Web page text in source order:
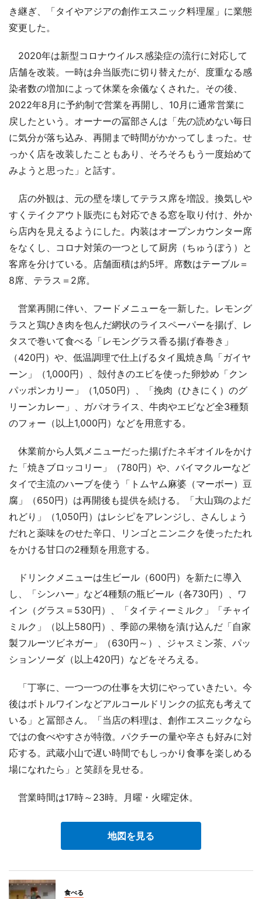
き継ぎ、「タイやアジアの創作エスニック料理屋」に業態
変更した。
2020年は新型コロナウイルス感染症の流行に対応して
店舗を改装。一時は弁当販売に切り替えたが、度重なる感
染者数の増加によって休業を余儀なくされた。その後、
2022年8月に予約制で営業を再開し、10月に通常営業に
戻したという。オーナーの冨部さんは「先の読めない毎日
に気分が落ち込み、再開まで時間がかかってしまった。せ
っかく店を改装したこともあり、そろそろもう一度始めて
みようと思った」と話す。
店の外観は、元の壁を壊してテラス席を増設。換気しや
すくテイクアウト販売にも対応できる窓を取り付け、外か
ら店内を見えるようにした。内装はオープンカウンター席
をなくし、コロナ対策の一つとして厨房（ちゅうぼう）と
客席を分けている。店舗面積は約5坪。席数はテーブル＝
8席、テラス＝2席。
営業再開に伴い、フードメニューを一新した。レモング
ラスと鶏ひき肉を包んだ網状のライスペーパーを揚げ、レ
タスで巻いて食べる「レモングラス香る揚げ春巻き」
（420円）や、低温調理で仕上げるタイ風焼き鳥「ガイヤ
ーン」（1,000円）、殻付きのエビを使った卵炒め「クン
パッポンカリー」（1,050円）、「挽肉（ひきにく）のグ
リーンカレー」、ガパオライス、牛肉やエビなど全3種類
のフォー（以上1,000円）などを用意する。
休業前から人気メニューだった揚げたネギオイルをかけ
た「焼きブロッコリー」（780円）や、バイマクルーなど
タイで主流のハーブを使う「トムヤム麻婆（マーボー）豆
腐」（650円）は再開後も提供を続ける。「大山鶏のよだ
れどり」（1,050円）はレシピをアレンジし、さんしょう
だれと薬味をのせた辛口、リンゴとニンニクを使ったたれ
をかける甘口の2種類を用意する。
ドリンクメニューは生ビール（600円）を新たに導入
し、「シンハー」など4種類の瓶ビール（各730円）、ワ
イン（グラス＝530円）、「タイティーミルク」「チャイ
ミルク」（以上580円）、季節の果物を漬け込んだ「自家
製フルーツビネガー」（630円～）、ジャスミン茶、パッ
ションソーダ（以上420円）などをそろえる。
「丁寧に、一つ一つの仕事を大切にやっていきたい。今
後はボトルワインなどアルコールドリンクの拡充も考えて
いる」と冨部さん。「当店の料理は、創作エスニックなら
ではの食べやすさが特徴。パクチーの量や辛さも好みに対
応する。武蔵小山で遅い時間でもしっかり食事を楽しめる
場になれたら」と笑顔を見せる。
営業時間は17時～23時。月曜・火曜定休。
地図を見る
食べる